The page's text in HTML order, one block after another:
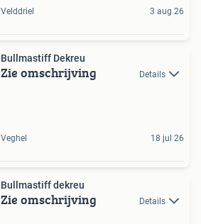
Velddriel 3 aug 26
Bullmastiff Dekreu
Zie omschrijving Details
Veghel 18 jul 26
Bullmastiff dekreu
Zie omschrijving Details